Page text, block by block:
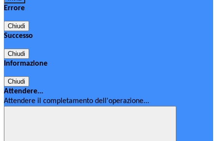
Errore
Chiudi
Successo
Chiudi
Informazione
Chiudi
Attendere...
Attendere il completamento dell'operazione...